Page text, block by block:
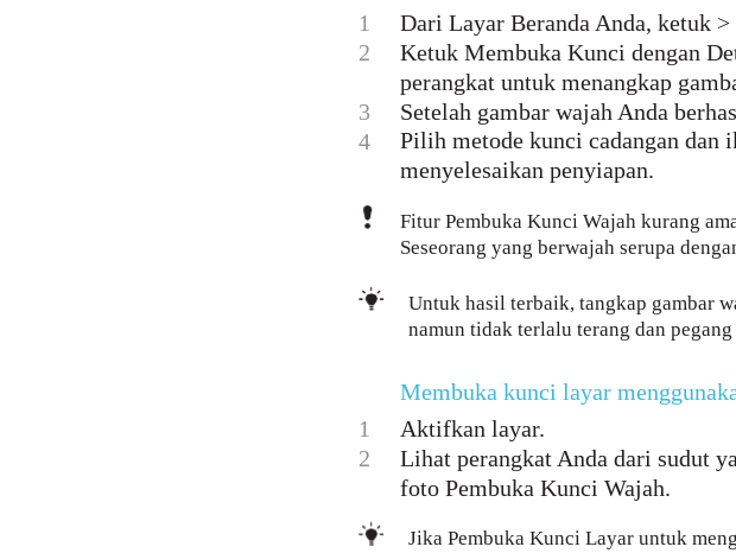
1
Dari Layar Beranda Anda, ketuk
2
Ketuk Membuka Kunci dengan
perangkat untuk menangkap
3
Setelah gambar wajah Anda
4
Pilih metode kunci cadangan dan
menyelesaikan penyiapan.
Fitur Pembuka Kunci Wajah kurang
Seseorang yang berwajah serupa
Untuk hasil terbaik, tangkap gambar
namun tidak terlalu terang dan
Membuka kunci layar
1
Aktifkan layar.
2
Lihat perangkat Anda dari sudut
foto Pembuka Kunci Wajah.
Jika Pembuka Kunci Layar untuk